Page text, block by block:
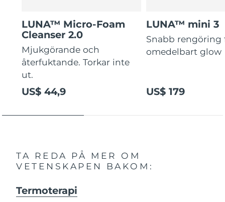
LUNA™ Micro-Foam
Cleanser 2.0
Mjukgörande och
återfuktande. Torkar inte
ut.
US$ 44,9
LUNA™ mini 3
Snabb rengöring
omedelbart glow
US$ 179
TA REDA PÅ MER OM
VETENSKAPEN BAKOM:
Termoterapi